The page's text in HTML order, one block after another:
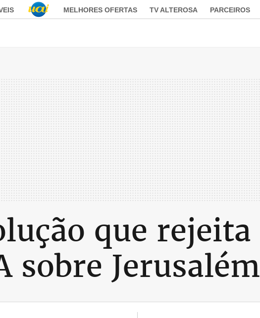
MELHORES OFERTAS TV ALTEROSA PARCEIROS
que rejeita
sobre Jerusalém